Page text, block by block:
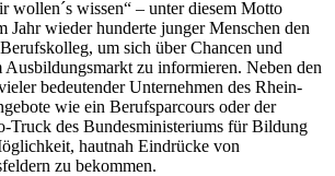
wollen´s wissen“ – unter diesem Motto
Jahr wieder hunderte junger Menschen den
um sich über Chancen und
Ausbildungsmarkt zu informieren. Neben den
bedeutender Unternehmen des Rhein-
wie ein Berufsparcours oder der
Truck des Bundesministeriums für Bildung
hautnah Eindrücke von
zu bekommen.